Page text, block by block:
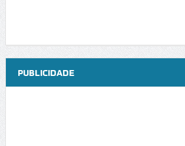
PUBLICIDADE